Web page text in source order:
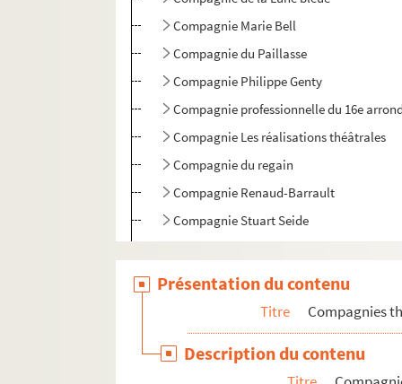
Compagnie Marie Bell
Compagnie du Paillasse
Compagnie Philippe Genty
Compagnie professionnelle du 16e
Compagnie Les réalisations théâtrales
Compagnie du regain
Compagnie Renaud-Barrault
Compagnie Stuart Seide
Compagnie du Troisième œil
Compagnie de Villiers
Compagnie Xavier Clément
Les cordes vertes
Présentation du contenu
Titre Compagnies
Description du contenu